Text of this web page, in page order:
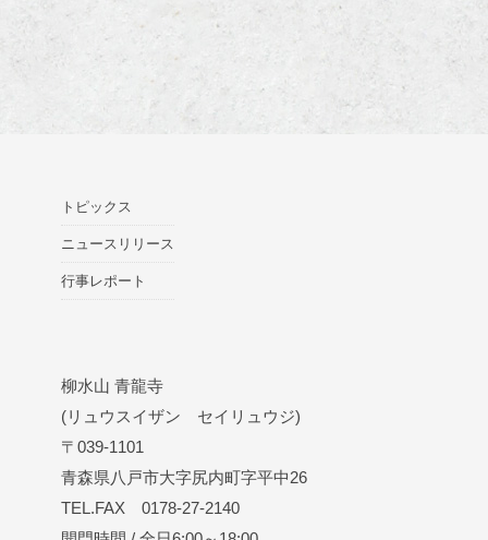
トピックス
ニュースリリース
行事レポート
柳水山 青龍寺
(リュウスイザン セイリュウジ)
〒039-1101
青森県八戸市大字尻内町字平中26
TEL.FAX 0178-27-2140